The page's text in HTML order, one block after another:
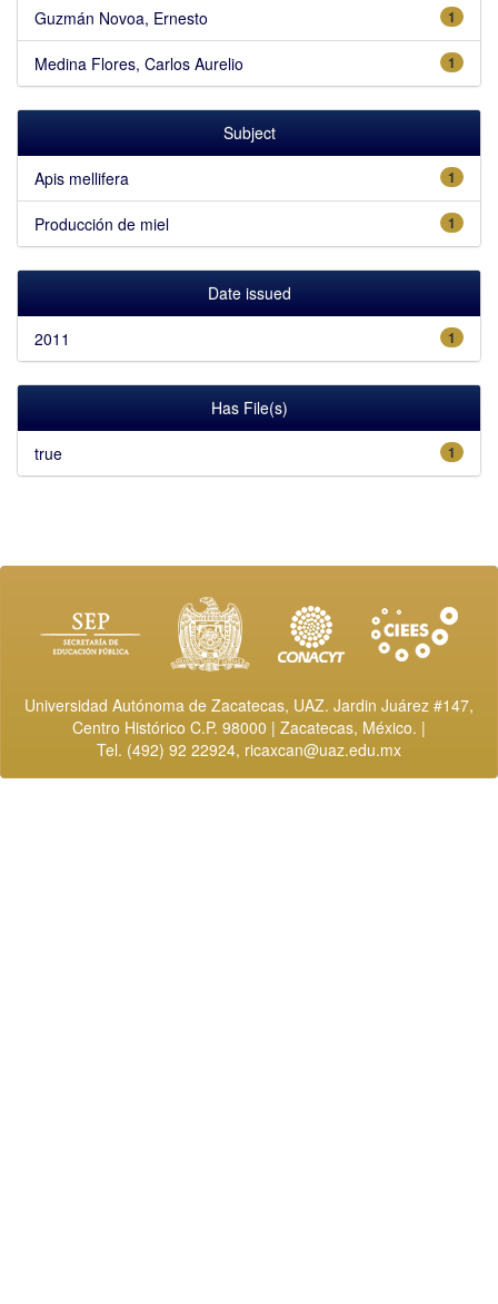
1
Guzmán Novoa, Ernesto
1
Medina Flores, Carlos Aurelio
Subject
1
Apis mellifera
1
Producción de miel
Date issued
1
2011
Has File(s)
1
true
Universidad Autónoma de Zacatecas, UAZ. Jardin Juárez #147,
Centro Histórico C.P. 98000 | Zacatecas, México. |
Tel. (492) 92 22924, ricaxcan@uaz.edu.mx